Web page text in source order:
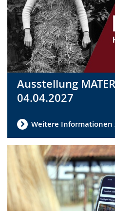
Ausstellung
04.04.2027
Weitere Informationen